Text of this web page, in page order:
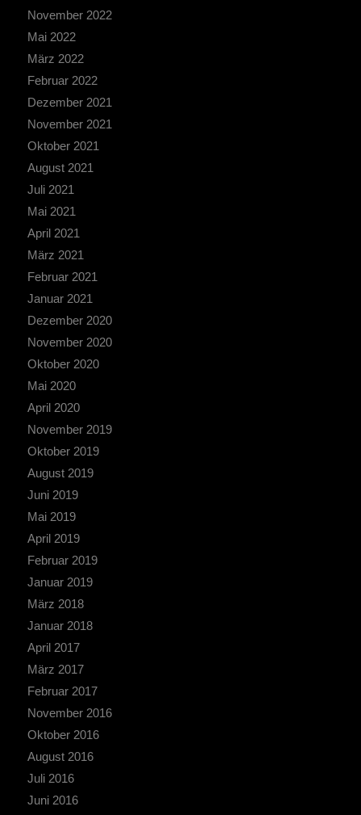
November 2022
Mai 2022
März 2022
Februar 2022
Dezember 2021
November 2021
Oktober 2021
August 2021
Juli 2021
Mai 2021
April 2021
März 2021
Februar 2021
Januar 2021
Dezember 2020
November 2020
Oktober 2020
Mai 2020
April 2020
November 2019
Oktober 2019
August 2019
Juni 2019
Mai 2019
April 2019
Februar 2019
Januar 2019
März 2018
Januar 2018
April 2017
März 2017
Februar 2017
November 2016
Oktober 2016
August 2016
Juli 2016
Juni 2016